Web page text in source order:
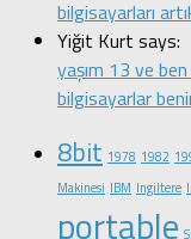
bilgisayarları
Yiğit Kurt says:
yaşım 13 ve
bilgisayarlar
8bit 1978 1982
Makinesi IBM Ingiltere
portable